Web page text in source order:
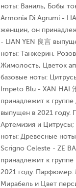
ноты: Ваниль, Бобы
Armonia Di Agrumi -
женщин, он
- LIAN YEN 良言
ноты: Танжерин,
Жимолость, Цветок
базовые ноты:
Impeto Blu - XAN HAI
принадлежит к
выпущен в 2021 году.
Артемизия и Цитрусы;
ноты: Древесные
Scrigno Celeste - ZE
принадлежит к
2021 году. Парфюмер:
Мирабель и Цвет